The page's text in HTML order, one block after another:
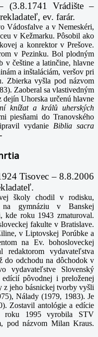
(3.8.1741 Vrádište –
ev. farár.
Vádosfalve a v Nemeskéri,
v Kežmarku. Pôsobil ako
a konrektor v Prešove.
v Pezinku. Bol plodným
v češtine a latinčine, hlavne
a inštaláciám, veršov pri
Zbierka vyšla pod názvom
Zaoberal sa vlastivedným
Uhorska určenú hlavne
knížat a králů uherských
piesňami do Tranovského
vydanie Biblia sacra
Tisovec – 8.8.2006
školy chodil v rodisku,
na gymnáziu v Banskej
kde roku 1943 zmaturoval.
fakulte v Bratislave.
v Liptovskej Porúbke a
na Ev. bohosloveckej
vydavateľstva
do odchodu na dôchodok v
vydavateľstve Slovenský
pôvodnej i preloženej
z jeho básnickej tvorby vyšli
Nálady (1979, 1983). Je
Zostavil antológie a edície
roku 1995 vyrobila STV
pod názvom Milan Kraus.